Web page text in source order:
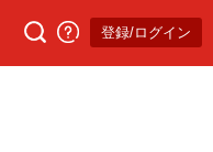
登録/ログイン